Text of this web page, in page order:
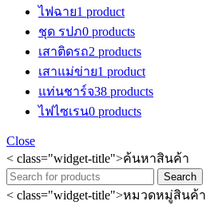
ไฟฉาย1 product
ชุด รปภ0 products
เสาติดรถ2 products
เสาแม่ข่าย1 product
แท่นชาร์จ38 products
ไฟไซเรน0 products
Close
< class="widget-title">ค้นหาสินค้า
Search
< class="widget-title">หมวดหมู่สินค้า